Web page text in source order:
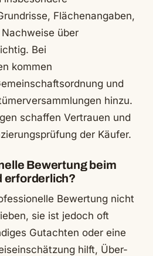
Flächenangaben,
über
Bei
kommen
und
hinzu.
schaffen Vertrauen und
der Käufer.
Bewertung beim
erforderlich?
Bewertung nicht
sie ist jedoch oft
Gutachten oder eine
hilft, Über-